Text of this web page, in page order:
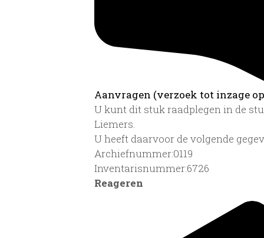
Aanvragen (verzoek tot inzage
U kunt dit stuk raadplegen in de
Liemers.
U heeft daarvoor de volgende
Archiefnummer:0119
Inventarisnummer:6726
Reageren